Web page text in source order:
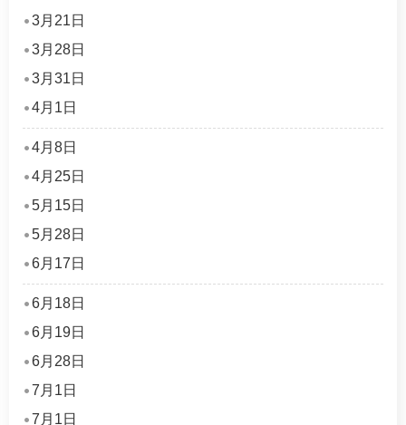
3月21日
3月28日
3月31日
4月1日
4月8日
4月25日
5月15日
5月28日
6月17日
6月18日
6月19日
6月28日
7月1日
7月1日